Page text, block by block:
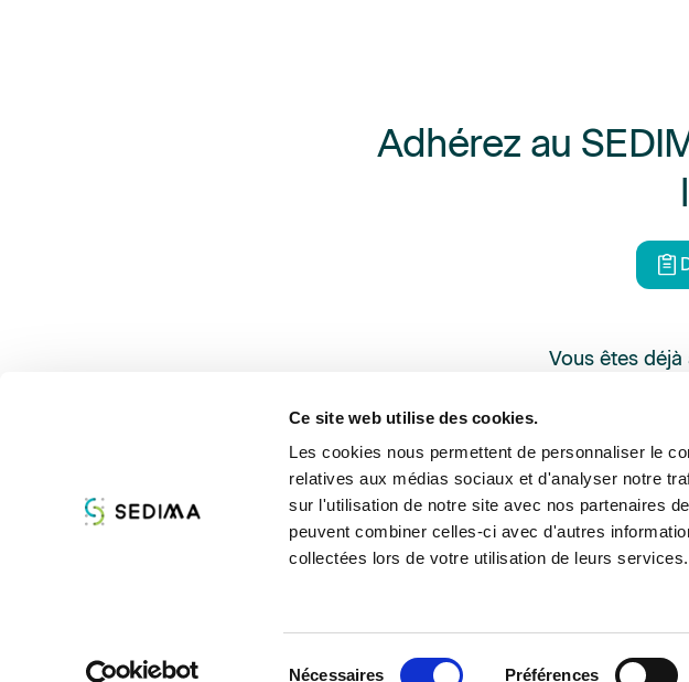
Ce site web utilise des cookies.
Les cookies nous permettent de personnaliser le
relatives aux médias sociaux et d'analyser notre
sur l'utilisation de notre site avec nos partenaires
peuvent combiner celles-ci avec d'autres
collectées lors de votre utilisation de leurs services.
Nécessaires Préférences
Adhérez au
Vous êtes
À proposAssistance et expertise
©2026 Sedima